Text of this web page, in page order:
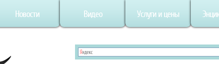
Новости Видео Услуги и цены